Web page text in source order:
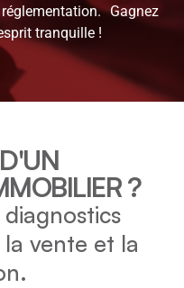
Gagnez
tranquille !
?
vente et la